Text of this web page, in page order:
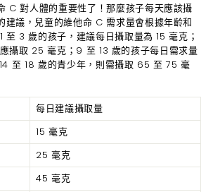
C 對人體的重要性了！那麼孩子每天應該攝
建議，兒童的維他命 C 需求量會根據年齡和
至 3 歲的孩子，建議每日攝取量為 15 毫克；
攝取 25 毫克；9 至 13 歲的孩子每日需求量
至 18 歲的青少年，則需攝取 65 至 75 毫
每日建議攝取量
15 毫克
25 毫克
45 毫克